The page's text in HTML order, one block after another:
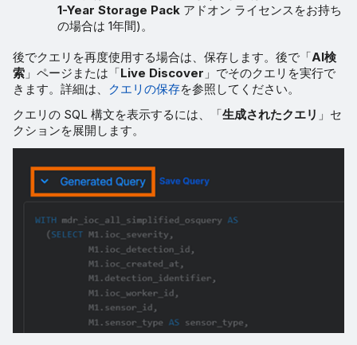
1-Year Storage Pack アドオン ライセンスをお持ち
の場合は 1年間)。
後でクエリを再度使用する場合は、保存します。後で「AI検
索 」ページまたは「Live Discover 」でそのクエリを実行で
きます。詳細は、
クエリの保存を参照してください。
クエリの SQL 構文を表示するには、「生成されたクエリ 」セ
クションを展開します。